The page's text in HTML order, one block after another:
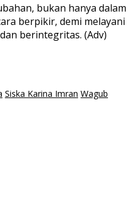
bukan hanya dalam
berpikir, demi melayani
berintegritas. (Adv)
Siska Karina Imran Wagub